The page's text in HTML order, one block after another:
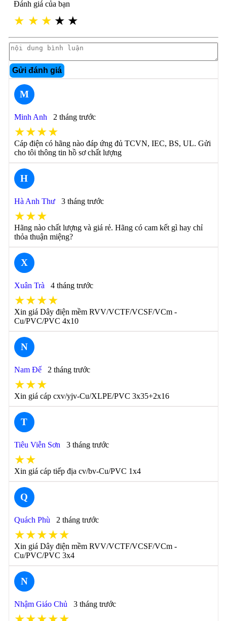
Đánh giá của bạn
★ ★ ★ ★ ★
Gửi đánh giá
M
Minh Anh 2 tháng trước
★★★★
Cáp điện có hãng nào đáp ứng đủ TCVN, IEC, BS, UL. Gửi
cho tôi thông tin hồ sơ chất lượng
H
Hà Anh Thư 3 tháng trước
★★★
Hãng nào chất lượng và giá rẻ. Hãng có cam kết gì hay chỉ
thỏa thuận miệng?
X
Xuân Trà 4 tháng trước
★★★★
Xin giá Dây điện mềm RVV/VCTF/VCSF/VCm -
Cu/PVC/PVC 4x10
N
Nam Đế 2 tháng trước
★★★
Xin giá cáp cxv/yjv-Cu/XLPE/PVC 3x35+2x16
T
Tiêu Viễn Sơn 3 tháng trước
★★
Xin giá cáp tiếp địa cv/bv-Cu/PVC 1x4
Q
Quách Phù 2 tháng trước
★★★★★
Xin giá Dây điện mềm RVV/VCTF/VCSF/VCm -
Cu/PVC/PVC 3x4
N
Nhậm Giáo Chủ 3 tháng trước